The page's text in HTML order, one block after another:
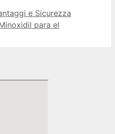
e Sicurezza
para el